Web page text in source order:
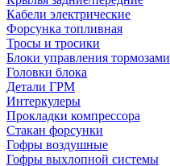
Кабели электрические
Форсунка топливная
Тросы и тросики
Блоки управления тормозами
Головки блока
Детали ГРМ
Интеркулеры
Прокладки компрессора
Стакан форсунки
Гофры воздушные
Гофры выхлопной системы